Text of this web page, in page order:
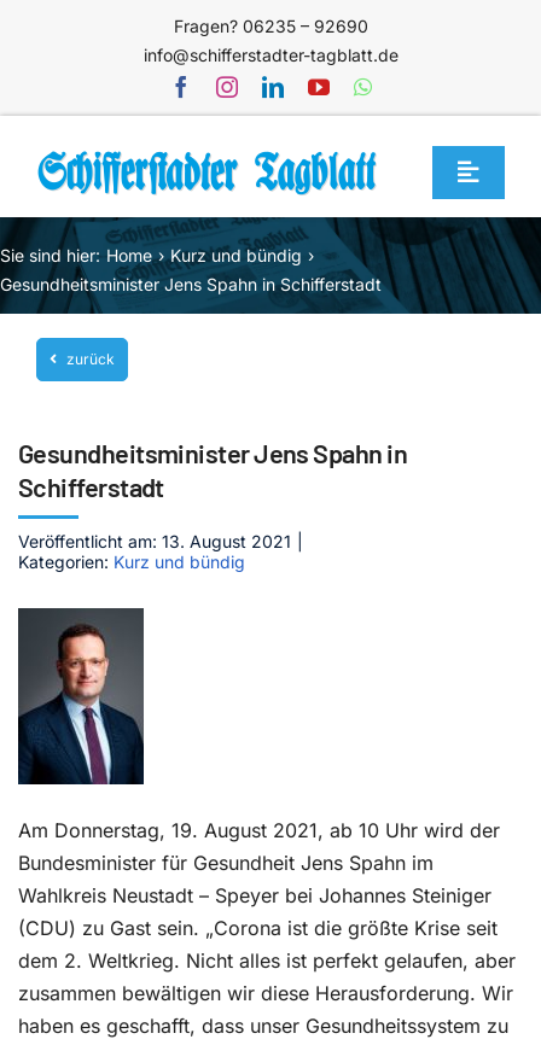
Fragen? 06235 – 92690
info@schifferstadter-tagblatt.de
Toggle
Home
Themen
Blog
Unternehmen
Mediathek
Jetzt abonnieren
Sie sind hier: Home
Kurz und bündig
Gesundheitsminister Jens Spahn in Schifferstadt
zurück
Gesundheitsminister Jens Spahn in
Schifferstadt
Veröffentlicht am: 13. August 2021
Kategorien: Kurz und bündig
Am Donnerstag, 19. August 2021, ab 10 Uhr wird der
Bundesminister für Gesundheit Jens Spahn im
Wahlkreis Neustadt – Speyer bei Johannes Steiniger
(CDU) zu Gast sein. „Corona ist die größte Krise seit
dem 2. Weltkrieg. Nicht alles ist perfekt gelaufen, aber
zusammen bewältigen wir diese Herausforderung. Wir
haben es geschafft, dass unser Gesundheitssystem zu